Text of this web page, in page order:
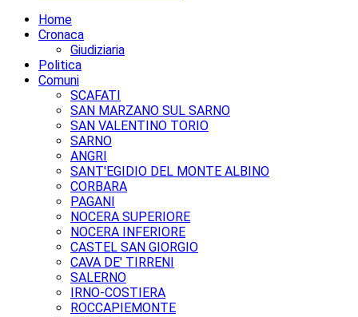
Home
Cronaca
Giudiziaria
Politica
Comuni
SCAFATI
SAN MARZANO SUL SARNO
SAN VALENTINO TORIO
SARNO
ANGRI
SANT'EGIDIO DEL MONTE ALBINO
CORBARA
PAGANI
NOCERA SUPERIORE
NOCERA INFERIORE
CASTEL SAN GIORGIO
CAVA DE' TIRRENI
SALERNO
IRNO-COSTIERA
ROCCAPIEMONTE